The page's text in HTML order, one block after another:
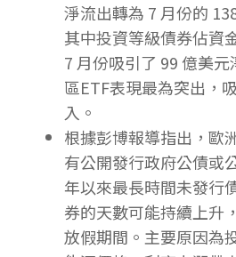
淨流出轉為 7 月份的
其中投資等級債券佔資
7 月份吸引了 99 億美
區ETF表現最為突出，
入。
根據彭博報導指出，歐
有公開發行政府公債或
年以來最長時間未發行
券的天數可能持續上升
放假期間。主要原因為